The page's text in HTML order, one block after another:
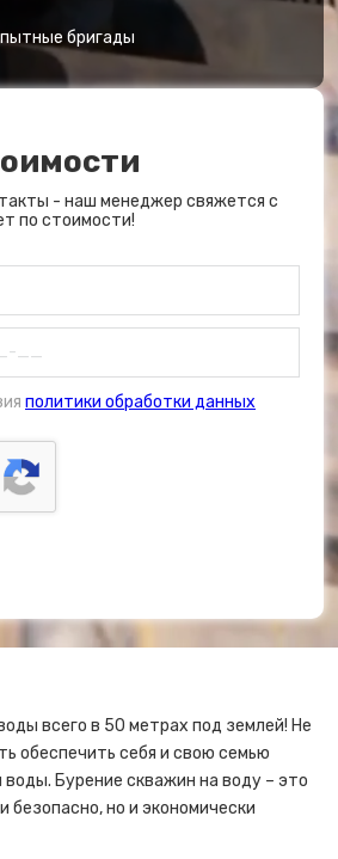
бригады
- наш менеджер свяжется с
по стоимости!
политики обработки данных
всего в 50 метрах под землей! Не
обеспечить себя и свою семью
Бурение скважин на воду – это
безопасно, но и экономически